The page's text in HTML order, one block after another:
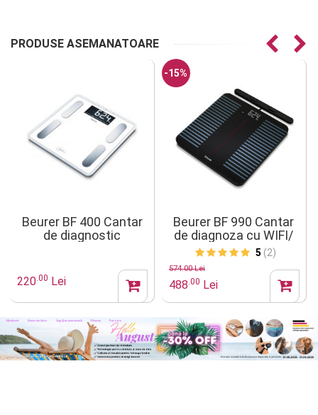
PRODUSE ASEMANATOARE
Beurer BF 400 Cantar
de diagnostic
220.00 Lei
-15%
Beurer BF 990 Cantar
de diagnoza cu WIFI/
Bluetooth
5 (2)
574.00 Lei
488.00 Lei